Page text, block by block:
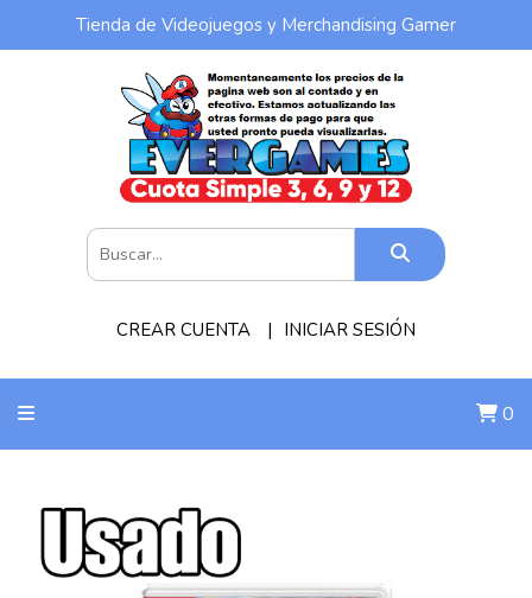
Tienda de Videojuegos y Merchandising Gamer
CREAR CUENTA INICIAR SESIÓN
0